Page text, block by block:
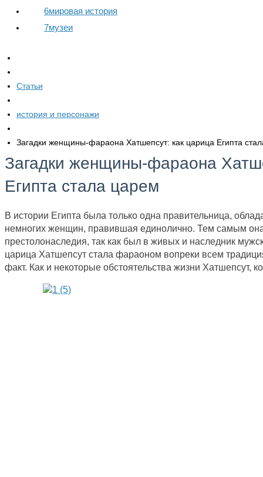
6мировая история
7музеи
Статьи
история и персонажи
Загадки женщины-фараона Хатшепсут: как царица Египта
Загадки женщины-фараона
Египта стала царем
В истории Египта была только одна правительница,
немногих женщин, правившая единолично. Тем самым
престолонаследия, так как был в живых и наследник
царица Хатшепсут стала фараоном вопреки всем
факт. Как и некоторые обстоятельства жизни Хатшепсут,